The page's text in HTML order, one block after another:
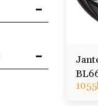
1055